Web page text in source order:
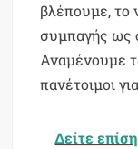
βλέπουμε, το
συμπαγής ως
Αναμένουμε
πανέτοιμοι
Δείτε